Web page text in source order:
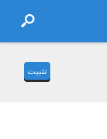
تثبيت